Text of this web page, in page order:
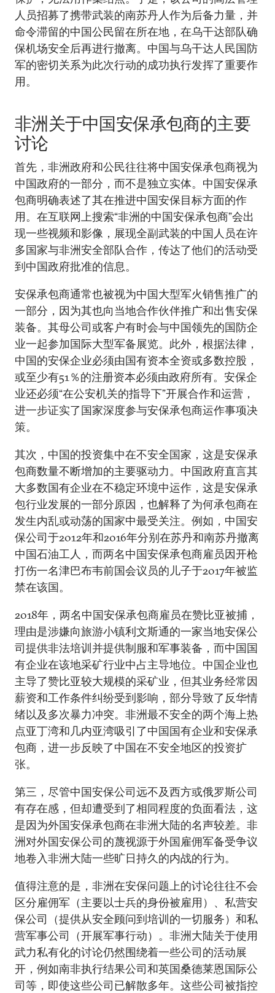
人员招募了携带武装的南苏丹人作为后备力量，并
命令滞留的中国公民留在所在地，在乌干达部队确
保机场安全后再进行撤离。中国与乌干达人民国防
军的密切关系为此次行动的成功执行发挥了重要作
用。
非洲关于中国安保承包商的主要
讨论
首先，非洲政府和公民往往将中国安保承包商视为
中国政府的一部分，而不是独立实体。中国安保承
包商明确表述了其在推进中国安保目标方面的作
用。在互联网上搜索“非洲的中国安保承包商”会出
现一些视频和影像，展现全副武装的中国人员在许
多国家与非洲安全部队合作，传达了他们的活动受
到中国政府批准的信息。
安保承包商通常也被视为中国大型军火销售推广的
一部分，因为其也向当地合作伙伴推广和出售安保
装备。其母公司或客户有时会与中国领先的国防企
业一起参加国际大型军备展览。此外，根据法律，
中国的安保企业必须由国有资本全资或多数控股，
或至少有51％的注册资本必须由政府所有。安保企
业还必须“在公安机关的指导下”开展合作和运营，
进一步证实了国家深度参与安保承包商运作事项决
策。
其次，中国的投资集中在不安全国家，这是安保承
包商数量不断增加的主要驱动力。中国政府直言其
大多数国有企业在不稳定环境中运作，这是安保承
包行业发展的一部分原因，也解释了为何承包商在
发生内乱或动荡的国家中最受关注。例如，中国安
保公司于2012年和2016年分别在苏丹和南苏丹撤离
中国石油工人，而两名中国安保承包商雇员因开枪
打伤一名津巴布韦前国会议员的儿子于2017年被监
禁在该国。
2018年，两名中国安保承包商雇员在赞比亚被捕，
理由是涉嫌向旅游小镇利文斯通的一家当地安保公
司提供非法培训并提供制服和军事装备，而中国国
有企业在该地采矿行业中占主导地位。中国企业也
主导了赞比亚较大规模的采矿业，但其业务经常因
薪资和工作条件纠纷受到影响，部分导致了反华情
绪以及多次暴力冲突。非洲最不安全的两个海上热
点亚丁湾和几内亚湾吸引了中国国有企业和安保承
包商，进一步反映了中国在不安全地区的投资扩
张。
第三，尽管中国安保公司远不及西方或俄罗斯公司
有存在感，但却遭受到了相同程度的负面看法，这
是因为外国安保承包商在非洲大陆的名声较差。非
洲对外国安保公司的蔑视源于外国雇佣军备受争议
地卷入非洲大陆一些旷日持久的内战的行为。
值得注意的是，非洲在安保问题上的讨论往往不会
区分雇佣军（主要以士兵的身份被雇用）、私营安
保公司（提供从安全顾问到培训的一切服务）和私
营军事公司（开展军事行动）。非洲大陆关于使用
武力私有化的讨论仍然围绕着一些公司的活动展
开，例如南非执行结果公司和英国桑德莱恩国际公
司等，即使这些公司已解散多年。这些公司被指控